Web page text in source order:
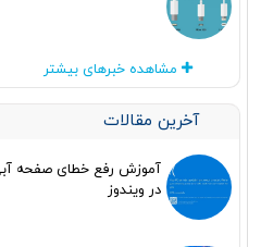
مشاهده خبرهای بیشتر
آخرین مقالات
در ویندوز